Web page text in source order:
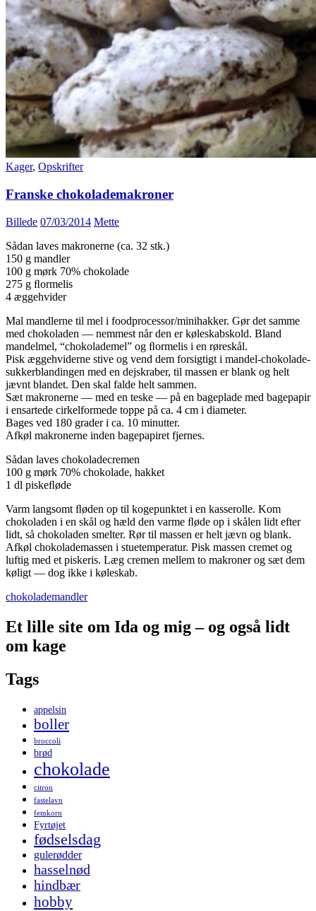
Kager, Opskrifter
Franske chokolademakroner
Billede 07/03/2014 Mette
Sådan laves makronerne (ca. 32 stk.)
150 g mandler
100 g mørk 70% chokolade
275 g ﬂormelis
4 æggehvider
Mal mandlerne til mel i foodprocessor/minihakker. Gør det samme
med chokoladen — nemmest når den er køleskabskold. Bland
mandelmel, “chokolademel” og ﬂormelis i en røreskål.
Pisk æggehviderne stive og vend dem forsigtigt i mandel-chokolade-
sukkerblandingen med en dejskraber, til massen er blank og helt
jævnt blandet. Den skal falde helt sammen.
Sæt makronerne — med en teske — på en bageplade med bagepapir
i ensartede cirkelformede toppe på ca. 4 cm i diameter.
Bages ved 180 grader i ca. 10 minutter.
Afkøl makronerne inden bagepapiret fjernes.
Sådan laves chokoladecremen
100 g mørk 70% chokolade, hakket
1 dl piskeﬂøde
Varm langsomt ﬂøden op til kogepunktet i en kasserolle. Kom
chokoladen i en skål og hæld den varme ﬂøde op i skålen lidt efter
lidt, så chokoladen smelter. Rør til massen er helt jævn og blank.
Afkøl chokolademassen i stuetemperatur. Pisk massen cremet og
luftig med et piskeris. Læg cremen mellem to makroner og sæt dem
køligt — dog ikke i køleskab.
chokolademandler
Et lille site om Ida og mig – og også lidt
om kage
Tags
appelsin
boller
broccoli
brød
chokolade
citron
fastelavn
femkorn
Fyrtøjet
fødselsdag
gulerødder
hasselnød
hindbær
hobby